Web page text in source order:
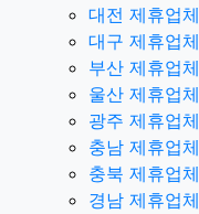
대전 제휴업체
대구 제휴업체
부산 제휴업체
울산 제휴업체
광주 제휴업체
충남 제휴업체
충북 제휴업체
경남 제휴업체